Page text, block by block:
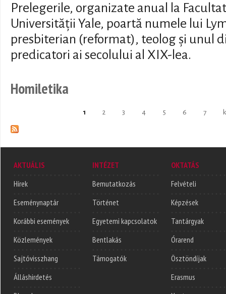
Prelegerile, organizate anual la
Universității Yale, poartă numele lui
presbiterian (reformat), teolog și unul
predicatori ai secolului al XIX-lea.
Homiletika
1 2 3 4 5 6 7
AKTUÁLIS
Hírek
Eseménynaptár
Korábbi események
Közlemények
Sajtóvisszhang
Álláshirdetés
INTÉZET
Bemutatkozás
Történet
Egyetemi kapcsolatok
Bentlakás
Támogatók
OKTATÁS
Felvételi
Képzések
Tantárgyak
Órarend
Ösztöndíjak
Erasmus